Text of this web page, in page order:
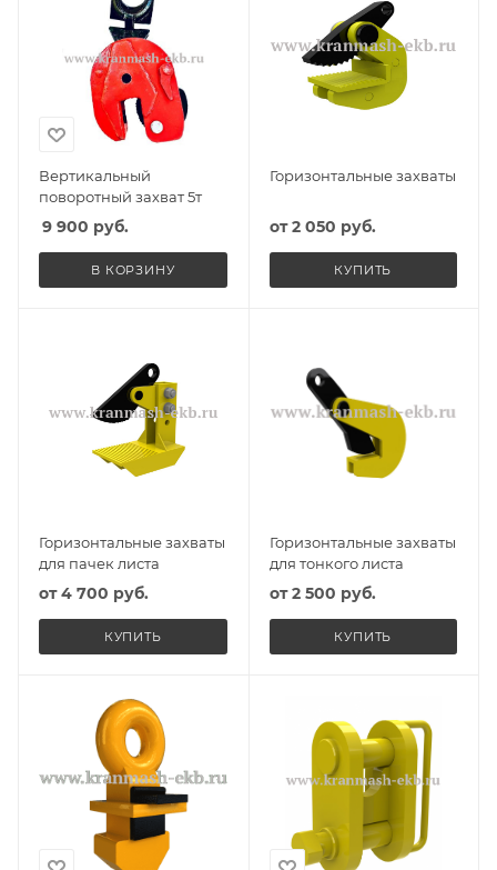
Вертикальный
поворотный захват 5т
9 900 руб.
В КОРЗИНУ
Горизонтальные захваты
от2 050 руб.
КУПИТЬ
Горизонтальные захваты
для пачек листа
от4 700 руб.
КУПИТЬ
Горизонтальные захваты
для тонкого листа
от2 500 руб.
КУПИТЬ